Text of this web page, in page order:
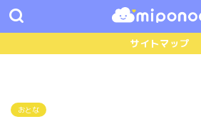
サイトマップ
おとな